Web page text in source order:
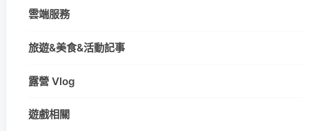
雲端服務
旅遊&美食&活動記事
露營 Vlog
遊戲相關